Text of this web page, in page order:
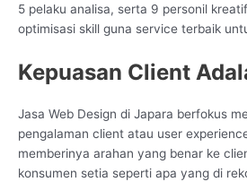
5 pelaku analisa, serta 9 personil
optimisasi skill guna service terbaik
Kepuasan Client
Jasa Web Design di Japara berfokus
pengalaman client atau user
memberinya arahan yang benar ke
konsumen setia seperti apa yang di